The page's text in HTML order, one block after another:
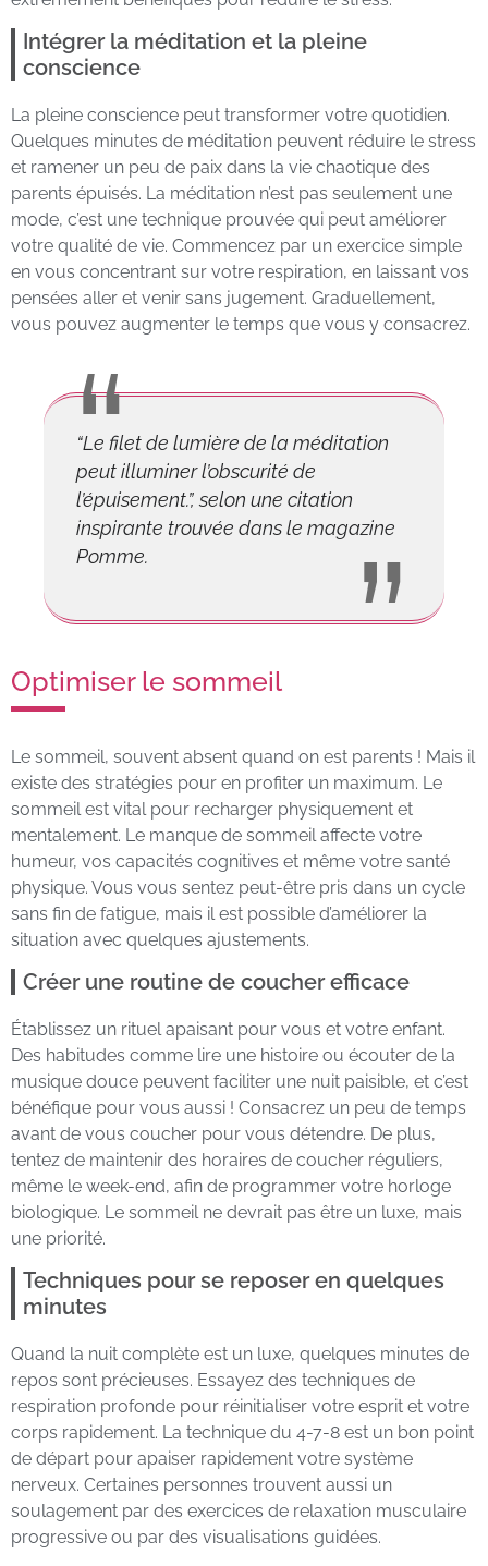
Intégrer la méditation et la pleine
conscience
La pleine conscience peut transformer votre quotidien.
Quelques minutes de méditation peuvent réduire le stress
et ramener un peu de paix dans la vie chaotique des
parents épuisés. La méditation n’est pas seulement une
mode, c’est une technique prouvée qui peut améliorer
votre qualité de vie. Commencez par un exercice simple
en vous concentrant sur votre respiration, en laissant vos
pensées aller et venir sans jugement. Graduellement,
vous pouvez augmenter le temps que vous y consacrez.
“Le filet de lumière de la méditation
peut illuminer l’obscurité de
l’épuisement.”, selon une citation
inspirante trouvée dans le magazine
Pomme.
Optimiser le sommeil
Le sommeil, souvent absent quand on est parents ! Mais il
existe des stratégies pour en profiter un maximum. Le
sommeil est vital pour recharger physiquement et
mentalement. Le manque de sommeil affecte votre
humeur, vos capacités cognitives et même votre santé
physique. Vous vous sentez peut-être pris dans un cycle
sans fin de fatigue, mais il est possible d’améliorer la
situation avec quelques ajustements.
Créer une routine de coucher efficace
Établissez un rituel apaisant pour vous et votre enfant.
Des habitudes comme lire une histoire ou écouter de la
musique douce peuvent faciliter une nuit paisible, et c’est
bénéfique pour vous aussi ! Consacrez un peu de temps
avant de vous coucher pour vous détendre. De plus,
tentez de maintenir des horaires de coucher réguliers,
même le week-end, afin de programmer votre horloge
biologique. Le sommeil ne devrait pas être un luxe, mais
une priorité.
Techniques pour se reposer en quelques
minutes
Quand la nuit complète est un luxe, quelques minutes de
repos sont précieuses. Essayez des techniques de
respiration profonde pour réinitialiser votre esprit et votre
corps rapidement. La technique du 4-7-8 est un bon point
de départ pour apaiser rapidement votre système
nerveux. Certaines personnes trouvent aussi un
soulagement par des exercices de relaxation musculaire
progressive ou par des visualisations guidées.